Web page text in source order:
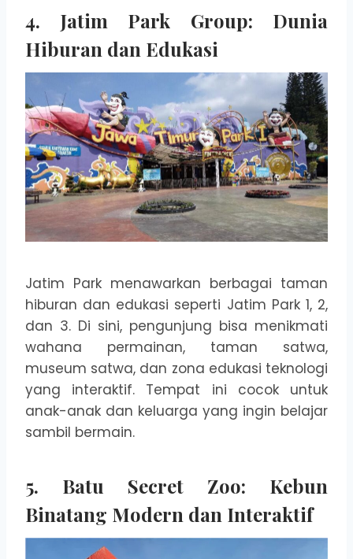
4. Jatim Park Group: Dunia
Hiburan dan Edukasi
Jatim Park menawarkan berbagai taman
hiburan dan edukasi seperti Jatim Park 1, 2,
dan 3. Di sini, pengunjung bisa menikmati
wahana permainan, taman satwa,
museum satwa, dan zona edukasi teknologi
yang interaktif. Tempat ini cocok untuk
anak-anak dan keluarga yang ingin belajar
sambil bermain.
5. Batu Secret Zoo: Kebun
Binatang Modern dan Interaktif